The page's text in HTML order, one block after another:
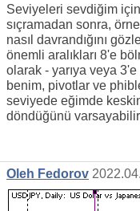
Seviyeleri sevdiğim
sıçramadan sonra,
nasıl davrandığını
önemli aralıkları 8'e
olarak - yarıya veya
benim, pivotlar ve
seviyede eğimde
döndüğünü
Oleh Fedorov